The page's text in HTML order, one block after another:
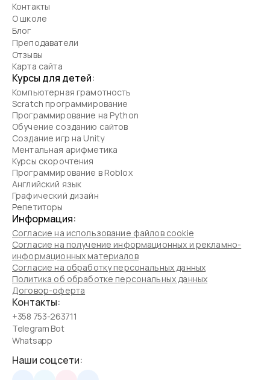
Контакты
О школе
Блог
Преподаватели
Отзывы
Карта сайта
Курсы для детей:
Компьютерная грамотность
Scratch программирование
Программирование на Python
Обучение созданию сайтов
Создание игр на Unity
Ментальная арифметика
Курсы скорочтения
Программирование в Roblox
Английский язык
Графический дизайн
Репетиторы
Информация:
Согласие на использование файлов cookie
Согласие на получение информационных и рекламно-
информационных материалов
Согласие на обработку персональных данных
Политика об обработке персональных данных
Договор-оферта
Контакты:
+358 753-263711
Telegram Bot
Whatsapp
Наши соцсети: